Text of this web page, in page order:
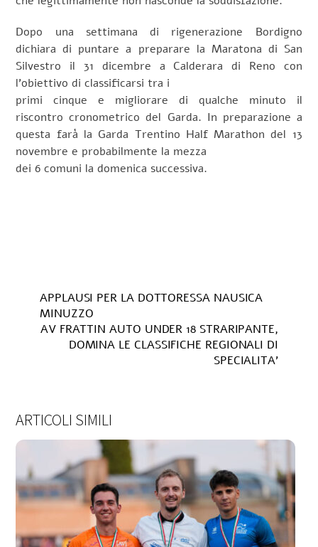
Dopo una settimana di rigenerazione Bordigno
dichiara di puntare a preparare la Maratona di San
Silvestro il 31 dicembre a Calderara di Reno con
l’obiettivo di classificarsi tra i
primi cinque e migliorare di qualche minuto il
riscontro cronometrico del Garda. In preparazione a
questa farà la Garda Trentino Half Marathon del 13
novembre e probabilmente la mezza
dei 6 comuni la domenica successiva.
APPLAUSI PER LA DOTTORESSA NAUSICA
MINUZZO
AV FRATTIN AUTO UNDER 18 STRARIPANTE,
DOMINA LE CLASSIFICHE REGIONALI DI
SPECIALITA’
ARTICOLI SIMILI